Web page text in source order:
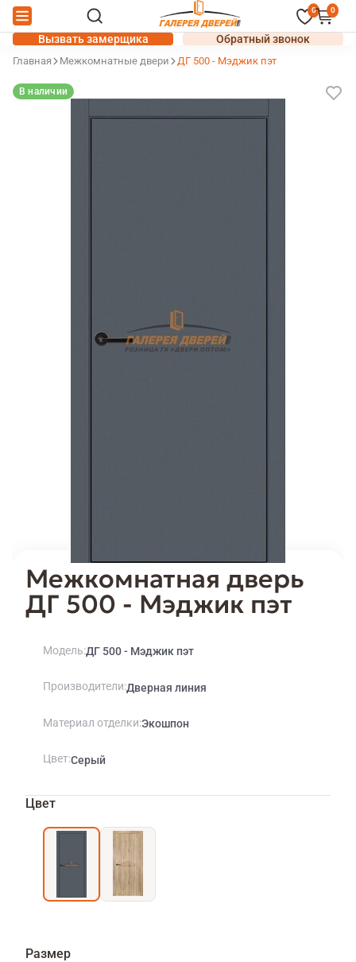
0 0
Вызвать замерщика Обратный звонок
Главная Межкомнатные двери ДГ 500 - Мэджик пэт
Межкомнатная дверь
ДГ 500 - Мэджик пэт
В наличии
Модель ДГ 500 - Мэджик пэт
Производители Дверная линия
Материал отделки Экошпон
ЦветСерый
Цвет
Размер